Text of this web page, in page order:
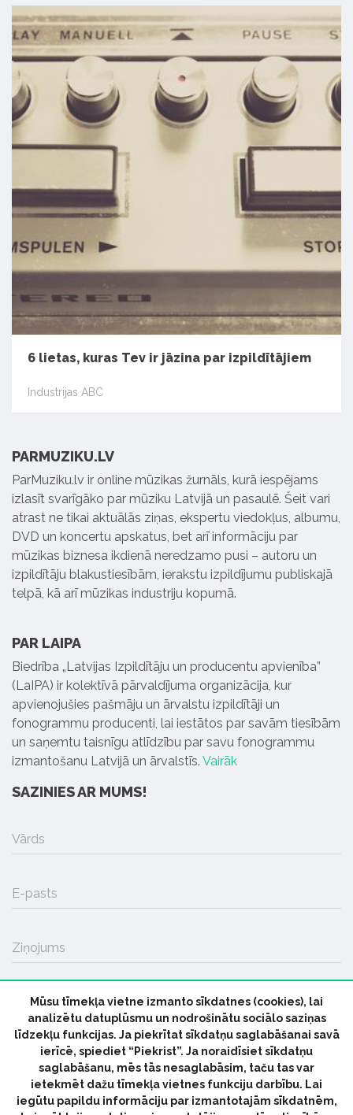
6 lietas, kuras Tev ir jāzina par izpildītājiem
Industrijas ABC
PARMUZIKU.LV
ParMuziku.lv ir online mūzikas žurnāls, kurā iespējams
izlasīt svarīgāko par mūziku Latvijā un pasaulē. Šeit vari
atrast ne tikai aktuālās ziņas, ekspertu viedokļus, albumu,
DVD un koncertu apskatus, bet arī informāciju par
mūzikas biznesa ikdienā neredzamo pusi – autoru un
izpildītāju blakustiesībām, ierakstu izpildījumu publiskajā
telpā, kā arī mūzikas industriju kopumā.
PAR LAIPA
Biedrība „Latvijas Izpildītāju un producentu apvienība”
(LaIPA) ir kolektīvā pārvaldījuma organizācija, kur
apvienojušies pašmāju un ārvalstu izpildītāji un
fonogrammu producenti, lai iestātos par savām tiesībām
un saņemtu taisnīgu atlīdzību par savu fonogrammu
izmantošanu Latvijā un ārvalstīs. Vairāk
SAZINIES AR MUMS!
Vārds
E-pasts
Ziņojums
SŪTĪT
© 2026 parmuziku.lv, visas tiesības paturētas
Mūsu tīmekļa vietne izmanto sīkdatnes (cookies), lai
analizētu datuplūsmu un nodrošinātu sociālo saziņas
līdzekļu funkcijas. Ja piekrītat sīkdatņu saglabāšanai savā
ierīcē, spiediet “Piekrist”. Ja noraidīsiet sīkdatņu
saglabāšanu, mēs tās nesaglabāsim, taču tas var
ietekmēt dažu tīmekļa vietnes funkciju darbību. Lai
iegūtu papildu informāciju par izmantotajām sīkdatnēm,